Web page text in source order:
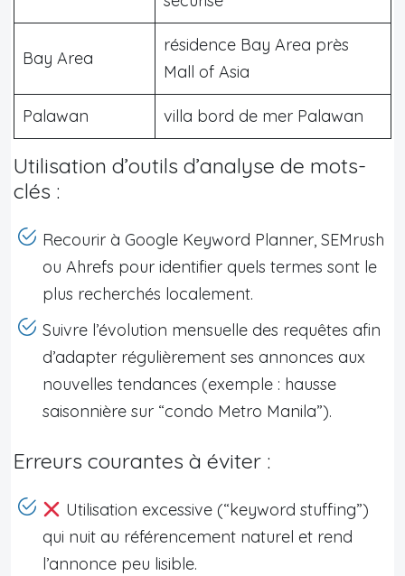
Bay Area
résidence Bay Area près
Mall of Asia
Palawan villa bord de mer Palawan
Utilisation d’outils d’analyse de mots-
clés :
Recourir à Google Keyword Planner, SEMrush
ou Ahrefs pour identifier quels termes sont le
plus recherchés localement.
Suivre l’évolution mensuelle des requêtes afin
d’adapter régulièrement ses annonces aux
nouvelles tendances (exemple : hausse
saisonnière sur “condo Metro Manila”).
Erreurs courantes à éviter :
Utilisation excessive (“keyword stuffing”)
qui nuit au référencement naturel et rend
l’annonce peu lisible.